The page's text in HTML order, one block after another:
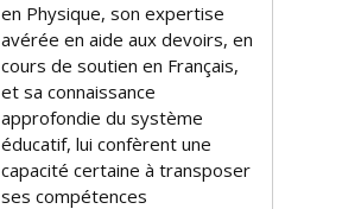
en Physique, son expertise
avérée en aide aux devoirs, en
cours de soutien en Français,
et sa connaissance
approfondie du système
éducatif, lui confèrent une
capacité certaine à transposer
ses compétences